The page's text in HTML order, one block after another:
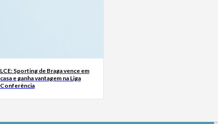
LCE: Sporting de Braga vence em
casa e ganha vantagem na Liga
Conferência